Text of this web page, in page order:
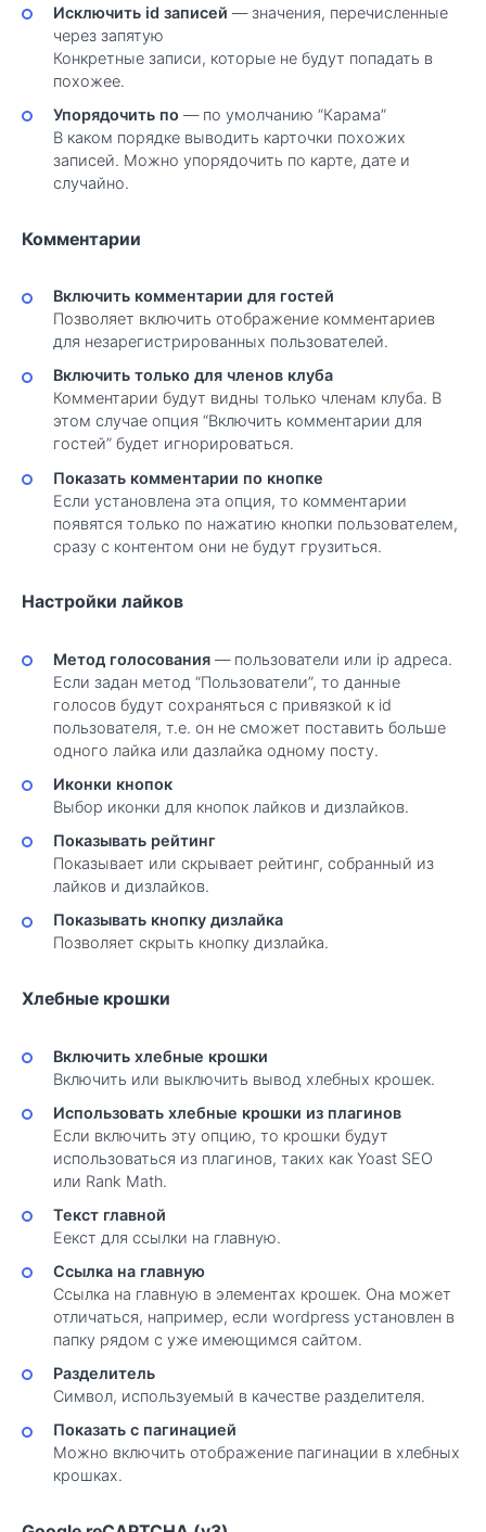
Исключить id записей — значения, перечисленные
через запятую
Конкретные записи, которые не будут попадать в
похожее.
Упорядочить по — по умолчанию “Карама”
В каком порядке выводить карточки похожих
записей. Можно упорядочить по карте, дате и
случайно.
Комментарии
Включить комментарии для гостей
Позволяет включить отображение комментариев
для незарегистрированных пользователей.
Включить только для членов клуба
Комментарии будут видны только членам клуба. В
этом случае опция “Включить комментарии для
гостей” будет игнорироваться.
Показать комментарии по кнопке
Если установлена эта опция, то комментарии
появятся только по нажатию кнопки пользователем,
сразу с контентом они не будут грузиться.
Настройки лайков
Метод голосования— пользователи или ip адреса.
Если задан метод “Пользователи”, то данные
голосов будут сохраняться с привязкой к id
пользователя, т.е. он не сможет поставить больше
одного лайка или дазлайка одному посту.
Иконки кнопок
Выбор иконки для кнопок лайков и дизлайков.
Показывать рейтинг
Показывает или скрывает рейтинг, собранный из
лайков и дизлайков.
Показывать кнопку дизлайка
Позволяет скрыть кнопку дизлайка.
Хлебные крошки
Включить хлебные крошки
Включить или выключить вывод хлебных крошек.
Использовать хлебные крошки из плагинов
Если включить эту опцию, то крошки будут
использоваться из плагинов, таких как Yoast SEO
или Rank Math.
Текст главной
Еекст для ссылки на главную.
Ссылка на главную
Ссылка на главную в элементах крошек. Она может
отличаться, например, если wordpress установлен в
папку рядом с уже имеющимся сайтом.
Разделитель
Символ, используемый в качестве разделителя.
Показать с пагинацией
Можно включить отображение пагинации в хлебных
крошках.